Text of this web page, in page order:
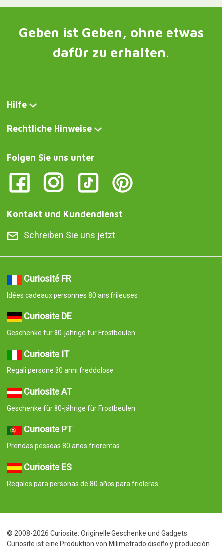
Geben ist Geben, ohne etwas
dafür zu erhalten.
Hilfe
Rechtliche Hinweise
Folgen Sie uns unter
Kontakt und Kundendienst
Schreiben Sie uns jetzt
Curiosité FR
Idées cadeaux personnes 80 ans frileuses
Curiosite DE
Geschenke für 80-jährige für Frostbeulen
Curiosite IT
Regali persone 80 anni freddolose
Curiosite AT
Geschenke für 80-jährige für Frostbeulen
Curiosite PT
Prendas pessoas 80 anos friorentas
Curiosite ES
Regalos para personas de 80 años para frioleras
© 2008-2026 Curiosite. Originelle Geschenke und Gadgets.
Curiosite ist eine Produktion von Milimetrado diseño y producción